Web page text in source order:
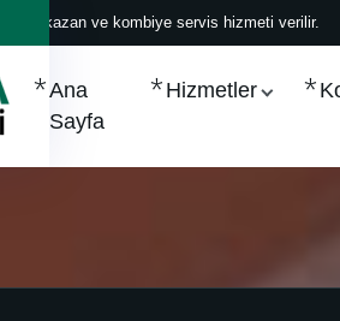
klima, kazan ve kombiye servis hizmeti verilir.
Ana
Sayfa
Hizmetler